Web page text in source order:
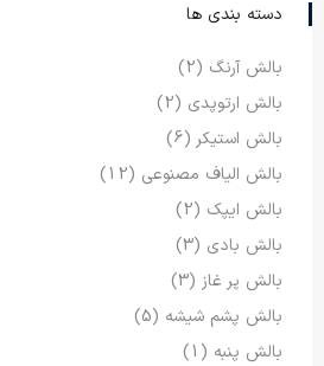
دسته بندی ها
بالش آرنگ (2)
بالش ارتوپدی (2)
بالش استیکر (6)
بالش الیاف مصنوعی (12)
بالش ایپک (2)
بالش بادی (3)
بالش پر غاز (3)
بالش پشم شیشه (5)
بالش پنبه (1)